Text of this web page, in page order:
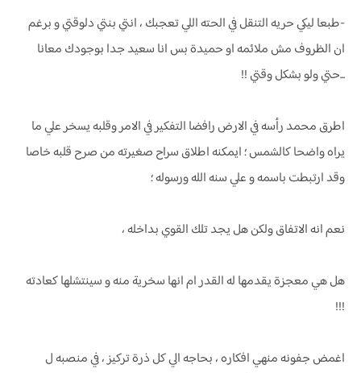
-طبعا ليكي حريه التنقل في الحته اللي تعجبك ، انتي بنتي دلوقتي و برغم
ان الظروف مش ملائمه او حميدة بس انا سعيد جدا بوجودك معانا
...حتي ولو بشكل وقتي !!
اطرق محمد رأسه في الارض رافضا التفكير في الامر وقلبه يسخر علي ما
يراه واضحا كالشمس ؛ ايمكنه اطلاق سراح صغيرته من صرح قلبه خاصا
وقد ارتبطت باسمه و علي سنه الله ورسوله ؛
نعم انه الاتفاق ولكن هل يجد تلك القوي بداخله ،
هل هي معجزة يقدمها له القدر ام انها سخرية منه و سينتشلها كعادته
!!!
اغمض جفونه منهي افكاره ، بحاجه الي كل ذرة تركيز ، في منصبه ل